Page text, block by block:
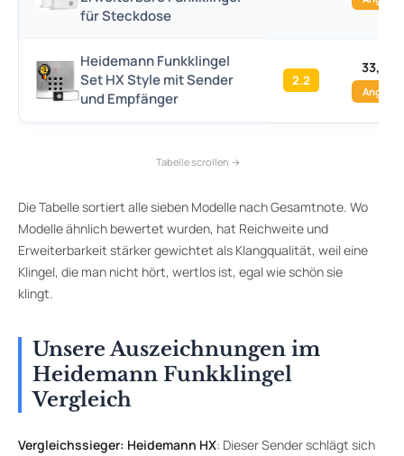
für Steckdose
Heidemann Funkklingel
Set HX Style mit Sender
und Empfänger
2.2
33,65
Angebot
Die Tabelle sortiert alle sieben Modelle nach Gesamtnote. Wo
Modelle ähnlich bewertet wurden, hat Reichweite und
Erweiterbarkeit stärker gewichtet als Klangqualität, weil eine
Klingel, die man nicht hört, wertlos ist, egal wie schön sie
klingt.
Unsere Auszeichnungen im
Heidemann Funkklingel
Vergleich
Vergleichssieger: Heidemann HX: Dieser Sender schlägt sich